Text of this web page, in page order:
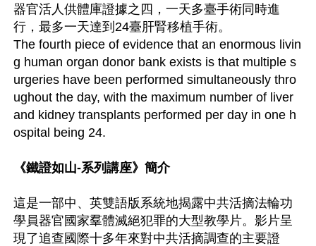
器官活人供體庫證據之四，一天多臺手術同時進
行，最多一天達到24臺肝腎移植手術。
The fourth piece of evidence that an enormous livin
g human organ donor bank exists is that multiple s
urgeries have been performed simultaneously thro
ughout the day, with the maximum number of liver
and kidney transplants performed per day in one h
ospital being 24.
《鐵證如山-系列講座》簡介
這是一部中、英雙語版系統地揭露中共活摘法輪功
學員器官國家羣體滅絕犯罪的大型教學片。影片呈
現了追查國際十多年來對中共活摘調查的主要證